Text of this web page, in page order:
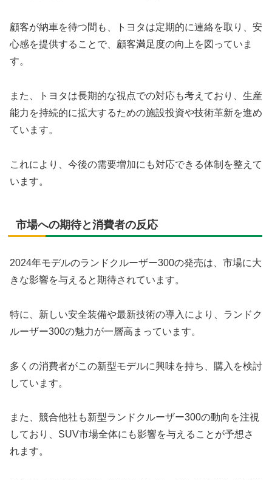
顧客が納車を待つ間も、トヨタは定期的に連絡を取り、安
心感を提供することで、顧客満足度の向上を図っていま
す。
また、トヨタは長期的な視点での対応も考えており、生産
能力を持続的に拡大するための施設投資や技術革新を進め
ています。
これにより、今後の需要増加にも対応できる体制を整えて
います。
市場への期待と消費者の反応
2024年モデルのランドクルーザー300の発売は、市場に大
きな影響を与えると期待されています。
特に、新しい安全装備や最新技術の導入により、ランドク
ルーザー300の魅力が一層高まっています。
多くの消費者がこの新型モデルに興味を持ち、購入を検討
しています。
また、競合他社も新型ランドクルーザー300の動向を注視
しており、SUV市場全体にも影響を与えることが予想さ
れます。